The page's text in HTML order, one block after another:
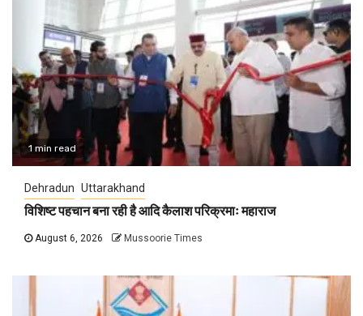
1 min read
Dehradun Uttarakhand
विशिष्ट पहचान बना रही है आदि कैलाश परिक्रमाः महाराज
August 6, 2026 Mussoorie Times